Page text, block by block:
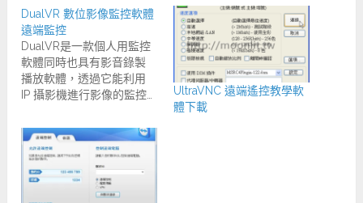
DualVR 數位影像監控軟體
遠端監控
DualVR是一款個人用監控
軟體同時也具有影音錄製
播放軟體，透過它能利用
IP 攝影機進行影像的監控…
UltraVNC 遠端遙控教學軟
體下載